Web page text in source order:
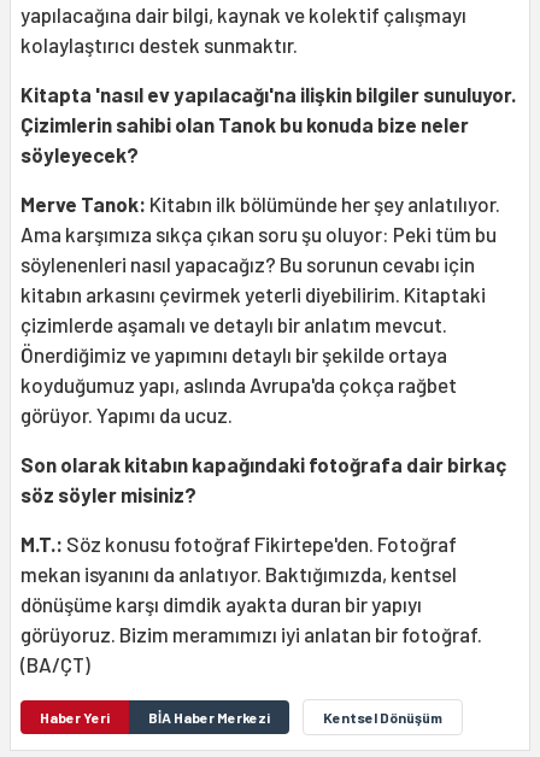
yapılacağına dair bilgi, kaynak ve kolektif çalışmayı
kolaylaştırıcı destek sunmaktır.
Kitapta 'nasıl ev yapılacağı'na ilişkin bilgiler sunuluyor.
Çizimlerin sahibi olan Tanok bu konuda bize neler
söyleyecek?
Merve Tanok: Kitabın ilk bölümünde her şey anlatılıyor.
Ama karşımıza sıkça çıkan soru şu oluyor: Peki tüm bu
söylenenleri nasıl yapacağız? Bu sorunun cevabı için
kitabın arkasını çevirmek yeterli diyebilirim. Kitaptaki
çizimlerde aşamalı ve detaylı bir anlatım mevcut.
Önerdiğimiz ve yapımını detaylı bir şekilde ortaya
koyduğumuz yapı, aslında Avrupa'da çokça rağbet
görüyor. Yapımı da ucuz.
Son olarak kitabın kapağındaki fotoğrafa dair birkaç
söz söyler misiniz?
M.T.: Söz konusu fotoğraf Fikirtepe'den. Fotoğraf
mekan isyanını da anlatıyor. Baktığımızda, kentsel
dönüşüme karşı dimdik ayakta duran bir yapıyı
görüyoruz. Bizim meramımızı iyi anlatan bir fotoğraf.
(BA/ÇT)
Haber Yeri BİA Haber Merkezi Kentsel Dönüşüm